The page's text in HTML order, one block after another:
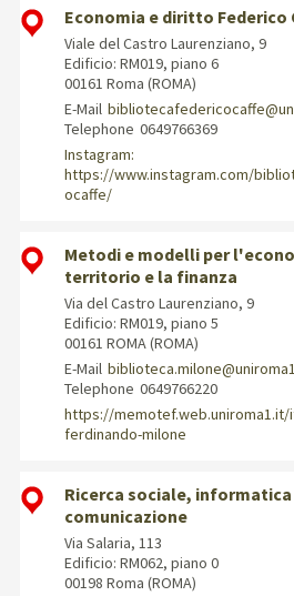
Economia e diritto Federico
Viale del Castro Laurenziano, 9
Edificio: RM019, piano 6
00161 Roma (ROMA)
E-Mail
Telephone 0649766369
Instagram:
https://www.instagram.com/
ocaffe/
Metodi e modelli per
territorio e la finanza
Via del Castro Laurenziano, 9
Edificio: RM019, piano 5
00161 ROMA (ROMA)
E-Mail
Telephone 0649766220
https://
ferdinando-milone
Ricerca sociale, informatica
comunicazione
Via Salaria, 113
Edificio: RM062, piano 0
00198 Roma (ROMA)